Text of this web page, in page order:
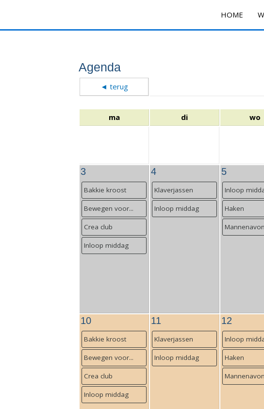
HOME
Agenda
◄ terug
ma di wo
3
Bakkie kroost
Bewegen voor...
Crea club
Inloop middag
4
Klaverjassen
Inloop middag
5
Inloop
Haken
10
Bakkie kroost
Bewegen voor...
Crea club
Inloop middag
11
Klaverjassen
Inloop middag
12
Inloop
Haken